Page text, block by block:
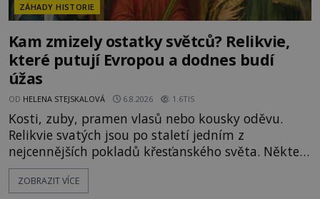
ZÁHADY HISTORIE
Kam zmizely ostatky světců? Relikvie,
které putují Evropou a dodnes budí
úžas
OD HELENA STEJSKALOVÁ 6.8.2026 1.6TIS
Kosti, zuby, pramen vlasů nebo kousky oděvu.
Relikvie svatých jsou po staletí jedním z
nejcennějších pokladů křesťanského světa. Některé
mají pečlivě doloženou historii, jiné provází
záhady, krádeže i nečekané objevy. Jejich osudy
ZOBRAZIT VÍCE